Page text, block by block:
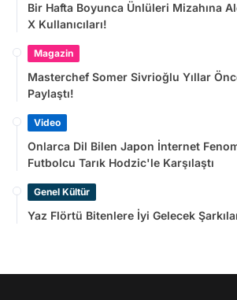
Bir Hafta Boyunca Ünlüleri Mizahına
X Kullanıcıları!
Magazin
Masterchef Somer Sivrioğlu Yıllar
Paylaştı!
Video
Onlarca Dil Bilen Japon İnternet
Futbolcu Tarık Hodzic'le Karşılaştı
Genel Kültür
Yaz Flörtü Bitenlere İyi Gelecek